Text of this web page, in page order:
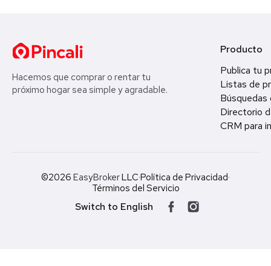
Hacemos que comprar o rentar tu
próximo hogar sea simple y agradable.
Producto
Publica tu
Listas de
Búsquedas
Directorio
CRM para
©2026 EasyBrokerLLC·Política de Privacidad·
Términos del Servicio
Switch to English